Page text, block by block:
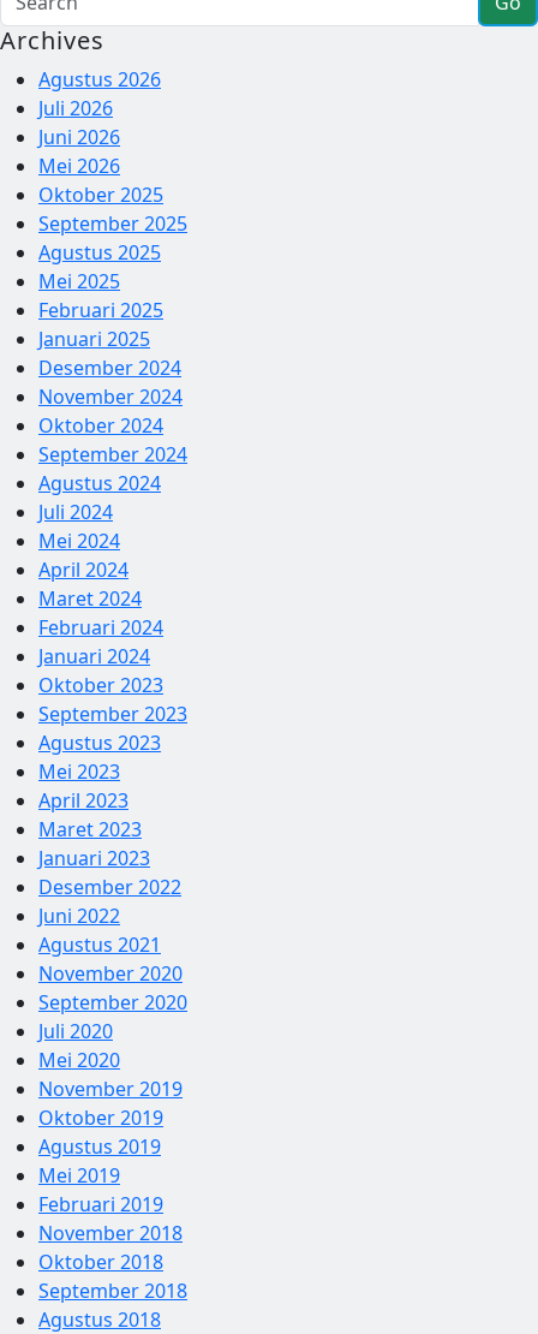
Archives
Agustus 2026
Juli 2026
Juni 2026
Mei 2026
Oktober 2025
September 2025
Agustus 2025
Mei 2025
Februari 2025
Januari 2025
Desember 2024
November 2024
Oktober 2024
September 2024
Agustus 2024
Juli 2024
Mei 2024
April 2024
Maret 2024
Februari 2024
Januari 2024
Oktober 2023
September 2023
Agustus 2023
Mei 2023
April 2023
Maret 2023
Januari 2023
Desember 2022
Juni 2022
Agustus 2021
November 2020
September 2020
Juli 2020
Mei 2020
November 2019
Oktober 2019
Agustus 2019
Mei 2019
Februari 2019
November 2018
Oktober 2018
September 2018
Agustus 2018